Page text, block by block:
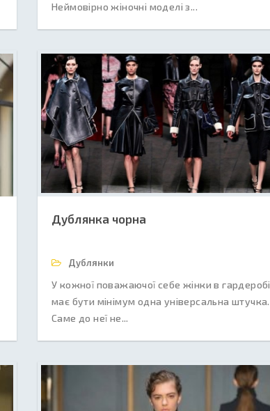
Неймовірно жіночні моделі з...
Дублянка чорна
Дублянки
У кожної поважаючої себе жінки в гардеробі
має бути мінімум одна універсальна штучка.
Саме до неї не...